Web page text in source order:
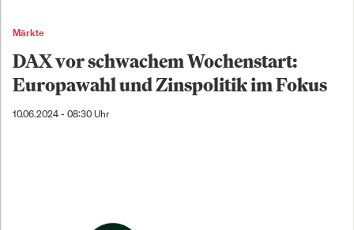
Märkte
DAX vor schwachem Wochenstart:
Europawahl und Zinspolitik im Fokus
10.06.2024 - 08:30 Uhr